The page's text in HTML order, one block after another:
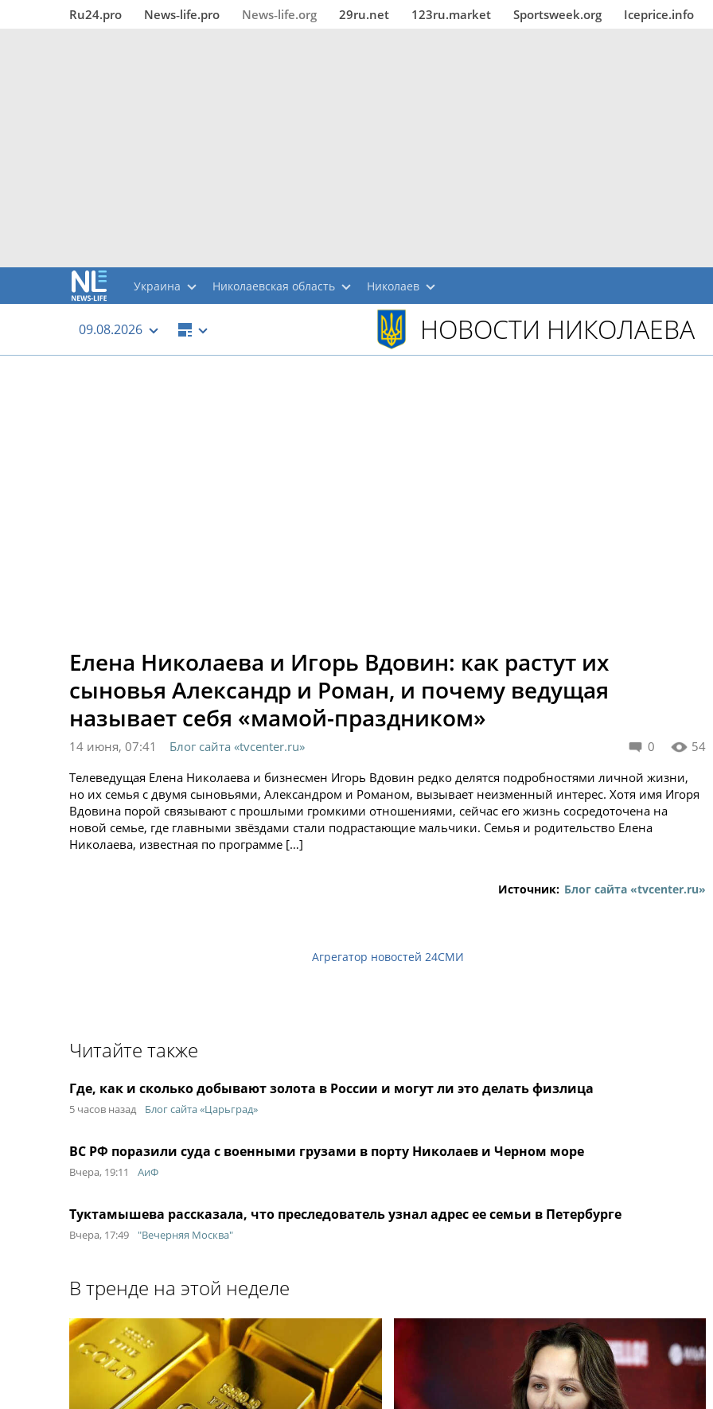
Ru24.pro News‑life.pro News‑life.org 29ru.net 123ru.market Sportsweek.org Iceprice.info
Украина Николаевская область Николаев
09.08.2026 НОВОСТИ НИКОЛАЕВА
Елена Николаева и Игорь Вдовин: как растут их
сыновья Александр и Роман, и почему ведущая
называет себя «мамой-праздником»
0 54
14 июня, 07:41
Блог сайта «tvcenter.ru»
Телеведущая Елена Николаева и бизнесмен Игорь Вдовин редко делятся подробностями личной жизни,
но их семья с двумя сыновьями, Александром и Романом, вызывает неизменный интерес. Хотя имя Игоря
Вдовина порой связывают с прошлыми громкими отношениями, сейчас его жизнь сосредоточена на
новой семье, где главными звёздами стали подрастающие мальчики. Семья и родительство Елена
Николаева, известная по программе […]
Источник: Блог сайта «tvcenter.ru»
Агрегатор новостей 24СМИ
Читайте также
Где, как и сколько добывают золота в России и могут ли это делать физлица
5 часов назад Блог сайта «Царьград»
ВС РФ поразили суда с военными грузами в порту Николаев и Черном море
Вчера, 19:11 АиФ
Туктамышева рассказала, что преследователь узнал адрес ее семьи в Петербурге
Вчера, 17:49 "Вечерняя Москва"
В тренде на этой неделе